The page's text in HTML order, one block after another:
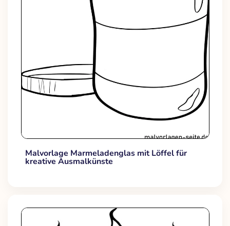
Malvorlage Marmeladenglas mit Löffel für
kreative Ausmalkünste